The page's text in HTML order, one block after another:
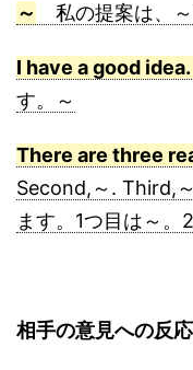
～
私の提案は、～
I have a good
す。～
There are three
Second,～. Third,
ます。1つ目は～。
相手の意見への反